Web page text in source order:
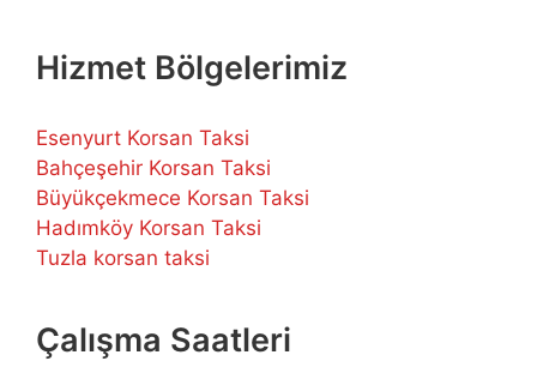
Hizmet Bölgelerimiz
Esenyurt Korsan Taksi
Bahçeşehir Korsan Taksi
Büyükçekmece Korsan Taksi
Hadımköy Korsan Taksi
Tuzla korsan taksi
Çalışma Saatleri